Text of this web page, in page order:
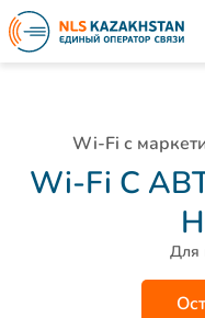
Wi-Fi с
Wi-Fi С
Для